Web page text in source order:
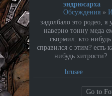
эндрюсарха
Обсуждения »
задолбало это родео, я
наверно тонну меда
скормил. кто нибудь
справился с этим? есть
нибудь хитрости?
brusee
Go to